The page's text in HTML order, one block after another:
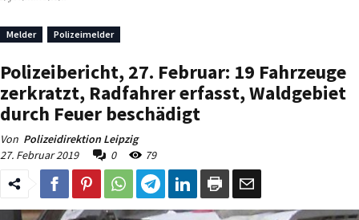
Melder Polizeimelder
Polizeibericht, 27. Februar: 19 Fahrzeuge
zerkratzt, Radfahrer erfasst, Waldgebiet
durch Feuer beschädigt
Von Polizeidirektion Leipzig
27. Februar 2019
0 79